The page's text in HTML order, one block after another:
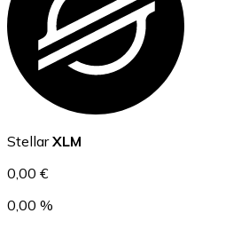
USD Coin
USDC
Stellar XLM
0,00 €
0,00 %